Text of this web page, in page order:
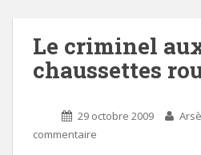
Le criminel
chaussettes
29 octobre 2009
commentaire